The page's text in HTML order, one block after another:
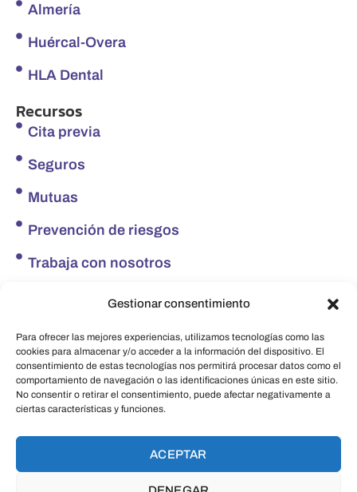
Gestionar consentimiento
Para ofrecer las mejores experiencias, utilizamos tecnologías como las
cookies para almacenar y/o acceder a la información del dispositivo. El
consentimiento de estas tecnologías nos permitirá procesar datos como el
comportamiento de navegación o las identificaciones únicas en este sitio.
No consentir o retirar el consentimiento, puede afectar negativamente a
ciertas características y funciones.
ACEPTAR
Almería
Huércal-Overa
HLA Dental
Recursos
Cita previa
Seguros
Mutuas
Prevención de riesgos
Trabaja con nosotros
Redes sociales
Instagram
LinkedIn
Política de privacidad|Aviso Legal
HLA Políclinicas de Almería ©